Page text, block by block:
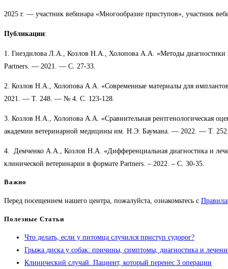
2025 г. — участник вебинара «Многообразие приступов», участник
Публикации:
1. Гнездилова Л.А., Козлов Н.А., Холопова А.А. «Методы диагностики
Partners. — 2021. — С. 27-33.
2. Козлов Н.А., Холопова А.А. «Современные материалы для
2021. — Т. 248. — № 4. С. 123-128.
3. Козлов Н.А., Холопова А.А. «Сравнительная рентгенологическая
академии ветеринарной медицины им. Н.Э. Баумана. — 2022. — Т.
4. Демченко А.А., Козлов Н.А. «Дифференциальная диагностика и
клинической ветеринарии в формате Partners. – 2022. – С. 30-35.
Важно
Перед посещением нашего центра, пожалуйста, ознакомьтесь с
Полезные Статьи
Что делать, если у питомца случился приступ судорог?
Грыжа диска у собак: причины, симптомы, диагностика и
Клинический случай. Пациент, который перенес 3 операции